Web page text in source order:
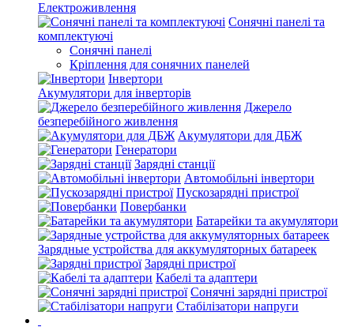
Електроживлення
Сонячні панелі та
комплектуючі
Сонячні панелі
Кріплення для сонячних панелей
Інвертори
Акумулятори для інверторів
Джерело
безперебійного живлення
Акумулятори для ДБЖ
Генератори
Зарядні станції
Автомобільні інвертори
Пускозарядні пристрої
Повербанки
Батарейки та акумулятори
Зарядные устройства для аккумуляторных батареек
Зарядні пристрої
Кабелі та адаптери
Сонячні зарядні пристрої
Стабілізатори напруги